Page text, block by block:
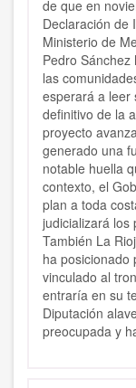
de que en
Declaración de
Ministerio de
Pedro
las
esperará a leer
definitivo de la
proyecto
generado una
notable huella
contexto, el
plan a toda
judicializará los
También La
ha posicionado
vinculado al
entraría en su
Diputación
preocupada y